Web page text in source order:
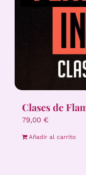
Clases de
79,00 €
Añadir al carrito